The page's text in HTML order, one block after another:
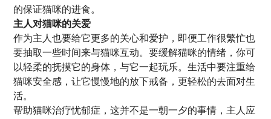
的保证猫咪的进食。
主人对猫咪的关爱
作为主人也要给它更多的关心和爱护，即便工作很繁忙也
要抽取一些时间来与猫咪互动。要缓解猫咪的情绪，你可
以轻柔的抚摸它的身体，与它一起玩乐。生活中要注重给
猫咪安全感，让它慢慢地的放下戒备，更轻松的去面对生
活。
帮助猫咪治疗忧郁症，这并不是一朝一夕的事情，主人应